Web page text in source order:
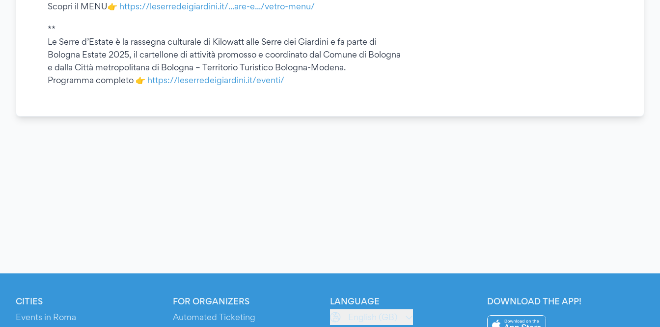
Scopri il MENU👉 https://leserredeigiardini.it/...are-e.../vetro-menu/
**
Le Serre d’Estate è la rassegna culturale di Kilowatt alle Serre dei Giardini e fa parte di
Bologna Estate 2025, il cartellone di attività promosso e coordinato dal Comune di Bologna
e dalla Città metropolitana di Bologna – Territorio Turistico Bologna-Modena.
Programma completo 👉 https://leserredeigiardini.it/eventi/
CITIES
Events in Roma
FOR ORGANIZERS
Automated Ticketing
LANGUAGE
English (GB)
DOWNLOAD THE APP!